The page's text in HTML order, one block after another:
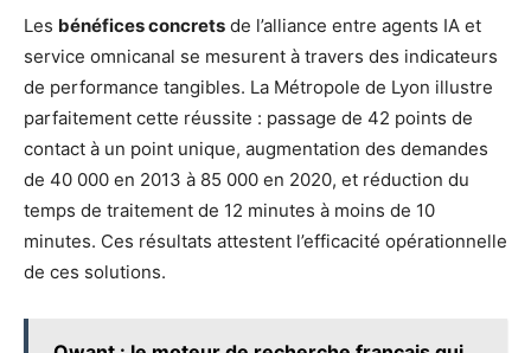
Les bénéfices concrets de l’alliance entre agents IA et
service omnicanal se mesurent à travers des indicateurs
de performance tangibles. La Métropole de Lyon illustre
parfaitement cette réussite : passage de 42 points de
contact à un point unique, augmentation des demandes
de 40 000 en 2013 à 85 000 en 2020, et réduction du
temps de traitement de 12 minutes à moins de 10
minutes. Ces résultats attestent l’efficacité opérationnelle
de ces solutions.